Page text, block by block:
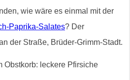
wie wäre es einmal mit der
Paprika-Salates? Der
der Straße, Brüder-Grimm-Stadt.